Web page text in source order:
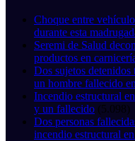
Choque entre
durante esta
Seremi de Salud
productos en
Dos sujetos
un hombre fallecido
Incendio estructural
y un fallecido (5.098)
Dos personas
incendio estructural